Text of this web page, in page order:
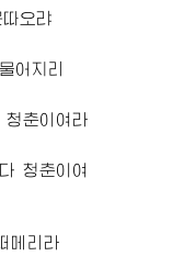
오랴
어지리
춘이여라
청춘이여
메리라